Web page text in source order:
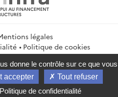
légales
Politique de cookies
Flux RSS
info.gouv.fr
donne le contrôle sur ce que vous
accepter
Tout refuser
Politique de confidentialité